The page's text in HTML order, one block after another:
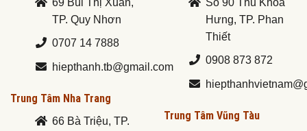
TP. Quy Nhơn
0707 14 7888
hiepthanh.tb@gmail.com
Trung Tâm Nha Trang
66 Bà Triệu, TP.
Hưng, TP. Phan
Thiết
0908 873 872
Trung Tâm Vũng Tàu